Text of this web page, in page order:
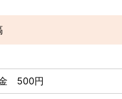
金 500円